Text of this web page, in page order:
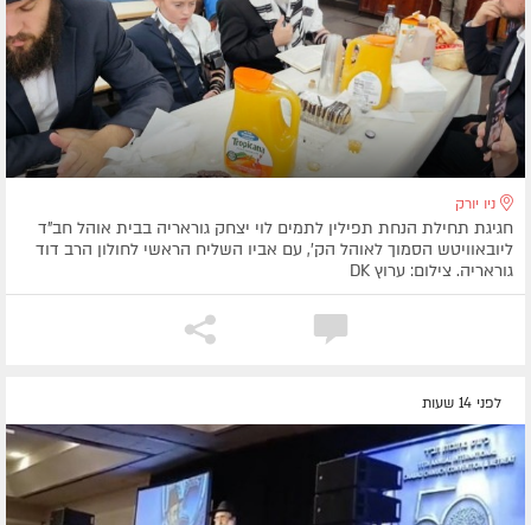
ניו יורק
חגיגת תחילת הנחת תפילין לתמים לוי יצחק גוראריה בבית אוהל חב"ד
ליובאוויטש הסמוך לאוהל הק', עם אביו השליח הראשי לחולון הרב דוד
גוראריה. צילום: ערוץ DK
לפני 14 שעות